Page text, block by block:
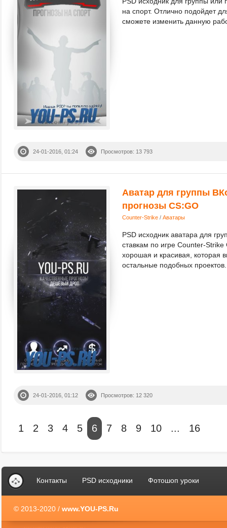
на спорт. Отлично подойдет
сможете изменить данную
24-01-2016, 01:24 Просмотров: 13 793
Аватар для группы
прогнозы CS:GO
Counter-Strike / Аватары
PSD исходник аватара для
ставкам по игре Counter-
хорошая и красивая, которая
остальные подобных
24-01-2016, 01:12 Просмотров: 12 320
1 2 3 4 5 6 7 8 9 10 ... 16
Контакты PSD исходники Фотошоп уроки
© 2013-2020 / www.YOU-PS.Ru